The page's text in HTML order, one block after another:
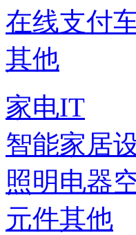
在线支付
其他
家电IT
智能家居
照明电器
元件其他